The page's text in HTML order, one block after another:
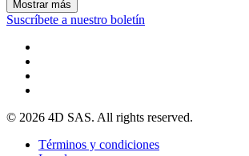
Mostrar más
Suscríbete a nuestro boletín
© 2026 4D SAS. All rights reserved.
Términos y condiciones